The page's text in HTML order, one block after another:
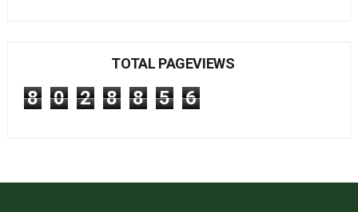
TOTAL PAGEVIEWS
8 0 2 8 8 5 6